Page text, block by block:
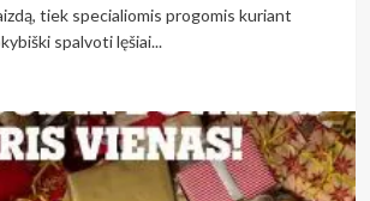
tiek specialiomis progomis kuriant
spalvoti lęšiai...